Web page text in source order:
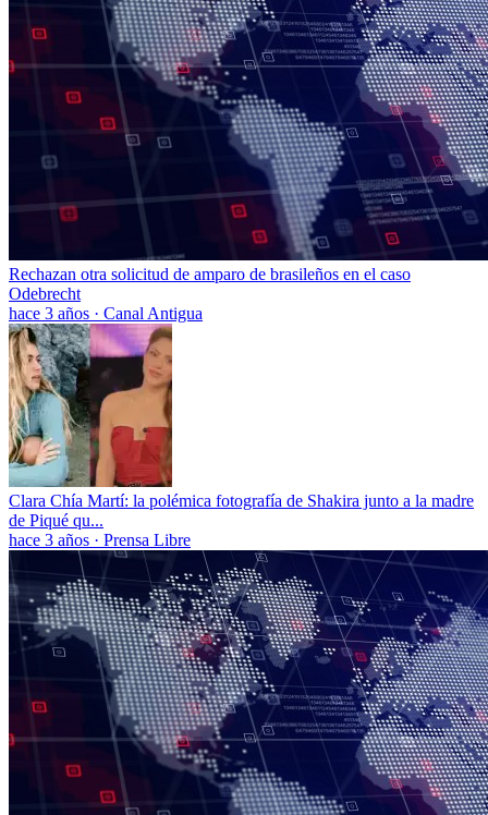
Rechazan otra solicitud de amparo de brasileños en el caso
Odebrecht
hace 3 años · Canal Antigua
Clara Chía Martí: la polémica fotografía de Shakira junto a la madre
de Piqué qu...
hace 3 años · Prensa Libre